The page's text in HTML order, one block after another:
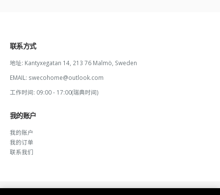
联系方式
地址: Kantyxegatan 14, 213 76 Malmö, Sweden
EMAIL: swecohome@outlook.com
工作时间: 09:00 - 17:00(瑞典时间)
我的账户
我的账户
我的订单
联系我们